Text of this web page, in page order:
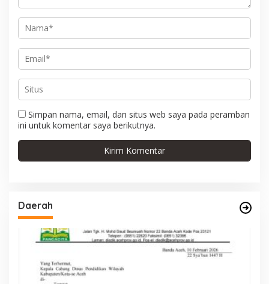
Simpan nama, email, dan situs web saya pada peramban
ini untuk komentar saya berikutnya.
Daerah